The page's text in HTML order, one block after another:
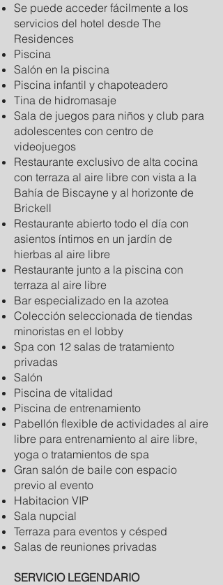
Se puede acceder fácilmente a los
servicios del hotel desde The
Residences
Piscina
Salón en la piscina
Piscina infantil y chapoteadero
Tina de hidromasaje
Sala de juegos para niños y club para
adolescentes con centro de
videojuegos
Restaurante exclusivo de alta cocina
con terraza al aire libre con vista a la
Bahía de Biscayne y al horizonte de
Brickell
Restaurante abierto todo el día con
asientos íntimos en un jardín de
hierbas al aire libre
Restaurante junto a la piscina con
terraza al aire libre
Bar especializado en la azotea
Colección seleccionada de tiendas
minoristas en el lobby
Spa con 12 salas de tratamiento
privadas
Salón
Piscina de vitalidad
Piscina de entrenamiento
Pabellón flexible de actividades al aire
libre para entrenamiento al aire libre,
yoga o tratamientos de spa
Gran salón de baile con espacio
previo al evento
Habitacion VIP
Sala nupcial
Terraza para eventos y césped
Salas de reuniones privadas
SERVICIO LEGENDARIO